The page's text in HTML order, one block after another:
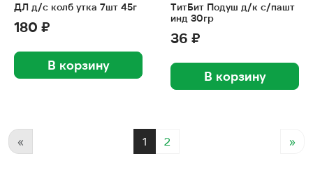
ДЛ д/с колб утка 7шт 45г
180 ₽
В корзину
ТитБит Подуш д/к с/пашт
инд 30гр
36 ₽
В корзину
« 1 2 »